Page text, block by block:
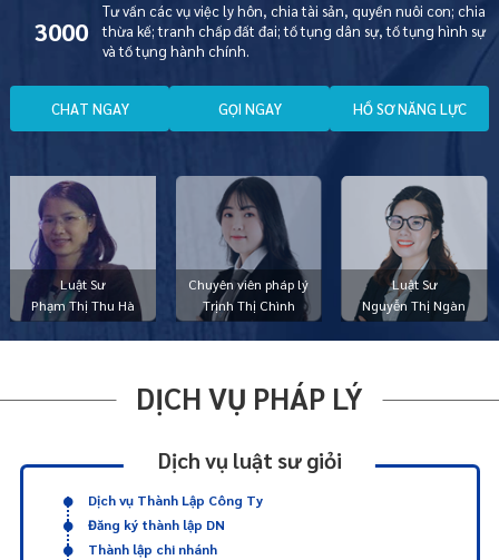
Luật Sư
Phạm Thị Thu Hà
Chuyên viên pháp lý
Trịnh Thị Chình
Luật Sư
Nguyễn Thị Ngàn
3000
Tư vấn các vụ việc ly hôn, chia tài sản, quyền nuôi con; chia
thừa kế; tranh chấp đất đai; tố tụng dân sự, tố tụng hình sự
và tố tụng hành chính.
CHAT NGAY GỌI NGAY HỒ SƠ NĂNG LỰC
DỊCH VỤ PHÁP LÝ
Dịch vụ luật sư giỏi
Dịch vụ Thành Lập Công Ty
Đăng ký thành lập DN
Thành lập chi nhánh